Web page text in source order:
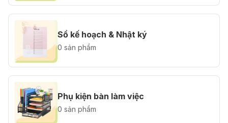
Sổ kế hoạch & Nhật ký
0 sản phẩm
Phụ kiện bàn làm việc
0 sản phẩm